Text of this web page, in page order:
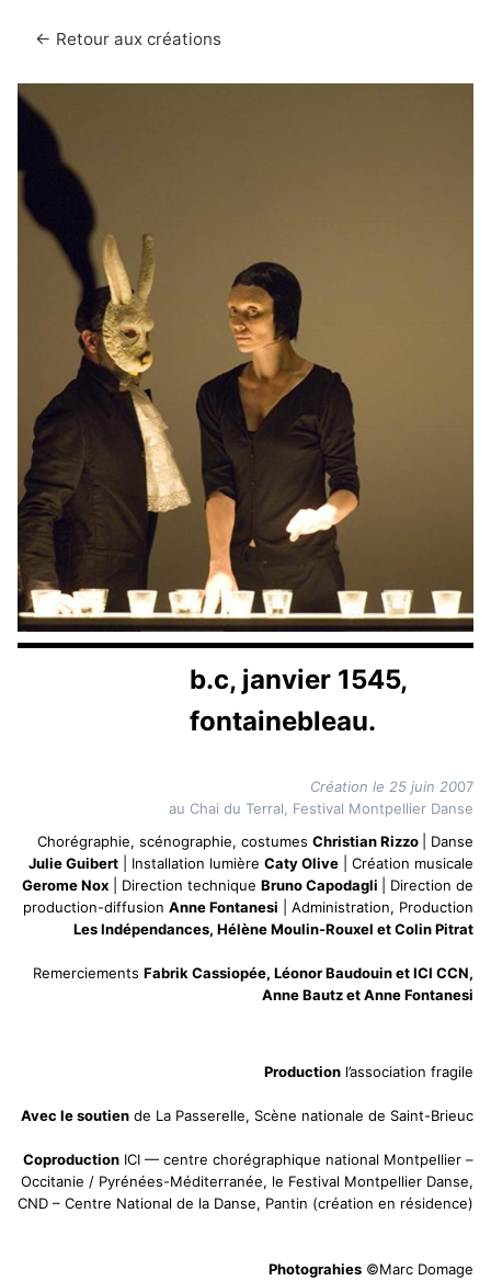
← Retour aux créations
b.c, janvier 1545,
fontainebleau.
Création le 25 juin 2007
au Chai du Terral, Festival Montpellier Danse
Chorégraphie, scénographie, costumes Christian Rizzo
| Danse
Julie Guibert | Installation lumière Caty Olive | Création musicale
Gerome Nox | Direction technique Bruno Capodagli
| Direction de
production-diffusion Anne Fontanesi | Administration, Production
Les Indépendances, Hélène Moulin-Rouxel et Colin Pitrat
Remerciements Fabrik Cassiopée, Léonor Baudouin et ICI CCN,
Anne Bautz et Anne Fontanesi
Production l’association fragile
Avec le soutien de La Passerelle, Scène nationale de Saint-Brieuc
Coproduction ICI — centre chorégraphique national Montpellier –
Occitanie / Pyrénées-Méditerranée, le Festival Montpellier Danse,
CND – Centre National de la Danse, Pantin (création en résidence)
Photograhies ©Marc Domage